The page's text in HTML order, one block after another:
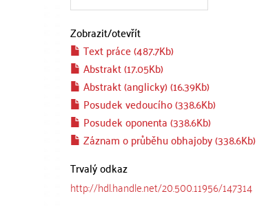
Zobrazit/otevřít
Text práce (487.7Kb)
Abstrakt (17.05Kb)
Abstrakt (anglicky) (16.39Kb)
Posudek vedoucího (338.6Kb)
Posudek oponenta (338.6Kb)
Záznam o průběhu obhajoby (338.6Kb)
Trvalý odkaz
http://hdl.handle.net/20.500.11956/147314